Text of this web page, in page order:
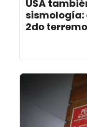
USA
sismología:
2do